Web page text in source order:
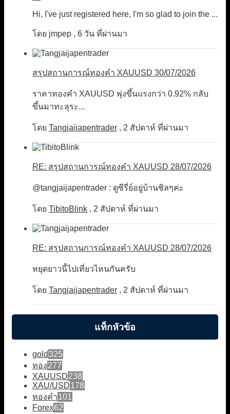
Hi, I've just registered here, I'm so glad to join the ...
โดย jmpep , 6 วัน ที่ผ่านมา
สรุปสถานการณ์ทองคำ XAUUSD 30/07/2026
ราคาทองคำ XAUUSD พุ่งขึ้นแรงกว่า 0.92% กลับ
ขึ้นมาทะลุระ...
โดย Tangjaijapentrader , 2 สัปดาห์ ที่ผ่านมา
RE: สรุปสถานการณ์ทองคำ XAUUSD 28/07/2026
@tangjaijapentrader : ดูซีรี่ย์อยู่บ้านชิลๆค่ะ
โดย TibitoBlink , 2 สัปดาห์ ที่ผ่านมา
RE: สรุปสถานการณ์ทองคำ XAUUSD 28/07/2026
หยุดยาวนี้ไปเที่ยวไหนกันครับ
โดย Tangjaijapentrader , 2 สัปดาห์ ที่ผ่านมา
แท็กหัวข้อ
gold325
ทอง277
XAUUSD238
XAU/USD178
ทองคำ101
Forex62